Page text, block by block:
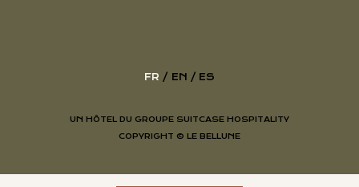
FR EN ES
UN HÔTEL DU GROUPE SUITCASE HOSPITALITY
COPYRIGHT © LE BELLUNE